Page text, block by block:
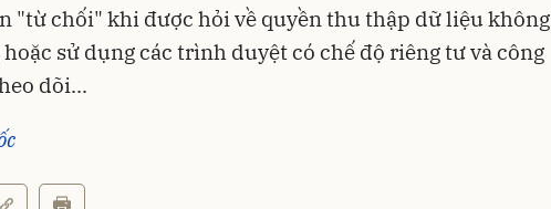
"từ chối" khi được hỏi về quyền thu thập dữ liệu không
sử dụng các trình duyệt có chế độ riêng tư và công
dõi...